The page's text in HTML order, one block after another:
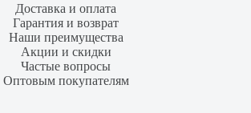
Доставка и оплата
Гарантия и возврат
Наши преимущества
Акции и скидки
Частые вопросы
Оптовым покупателям